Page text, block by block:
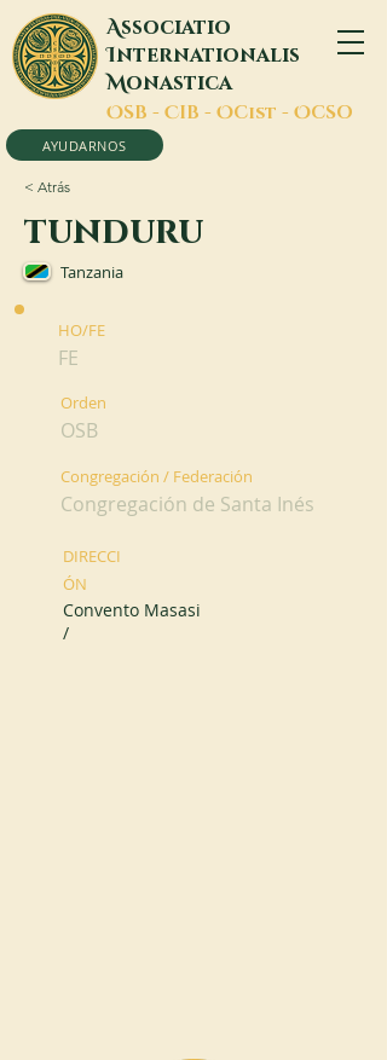
Associatio
Internationalis
Monastica
OSB - CIB - OCist - OCSO
AYUDARNOS
< Atrás
tunduru
Tanzania
HO/FE
FE
Orden
OSB
Congregación / Federación
Congregación de Santa Inés
DIRECCI
ÓN
Convento Masasi
/